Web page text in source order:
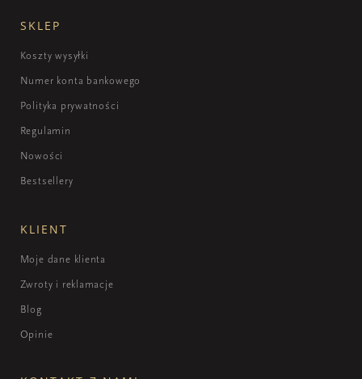
SKLEP
Koszty wysyłki
Numer konta bankowego
Polityka prywatności
Regulamin
Nowości
Bestsellery
KLIENT
Moje dane klienta
Zwroty i reklamacje
Blog
Opinie